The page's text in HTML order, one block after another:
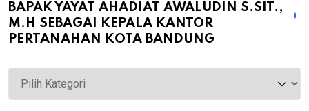
BAPAK YAYAT AHADIAT AWALUDIN S.SIT.,
M.H SEBAGAI KEPALA KANTOR
PERTANAHAN KOTA BANDUNG
Selamat
&